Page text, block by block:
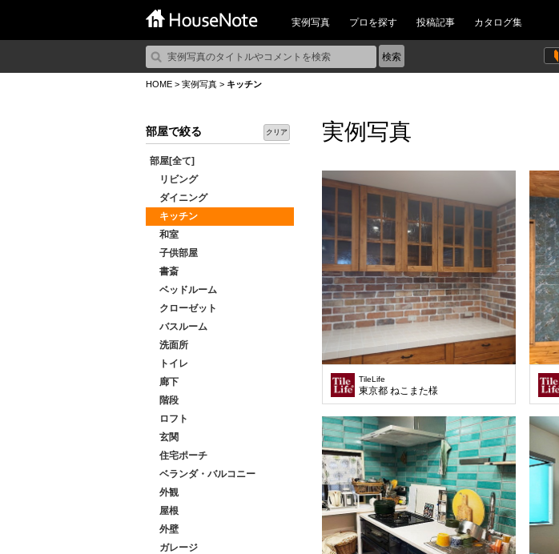
実例写真 プロを探す 投稿記事 カタログ集
HOME > 実例写真 > キッチン
部屋で絞る クリア
部屋[全て]
リビング
ダイニング
キッチン
和室
子供部屋
書斎
ベッドルーム
クローゼット
バスルーム
洗面所
トイレ
廊下
階段
ロフト
玄関
住宅ポーチ
ベランダ・バルコニー
外観
屋根
外壁
ガレージ
実例写真
TileLife
東京都 ねこまた様